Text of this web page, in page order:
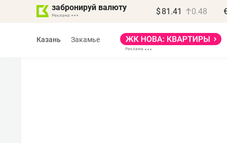
забронируй валюту $ 81.41 0.48
Казань Закамье